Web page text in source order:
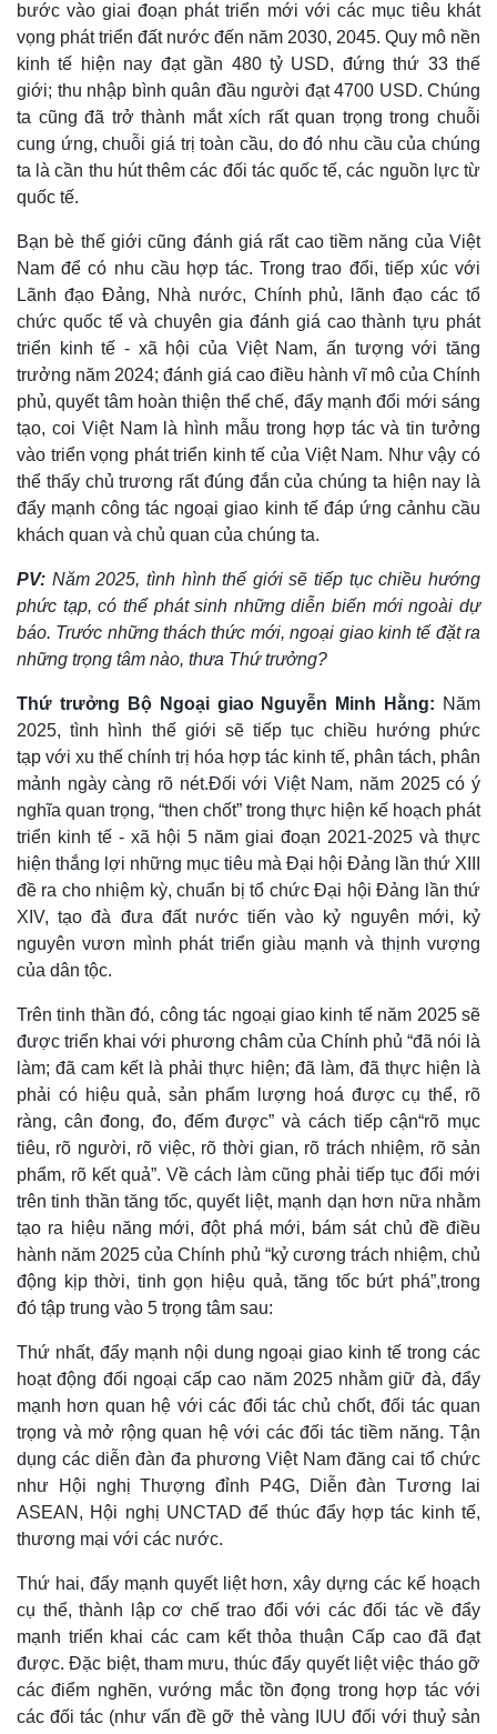
Doanh nghiệp
Thông tin doanh nghiệp
Doanh nghiệp 24h
Doanh nhân
Vì cộng đồng
Công nghệ
Sành điệu
Tin Công nghệ
Trải nghiệm
Chuyển đổi số
Sức khỏe
Dinh dưỡng - món ngon
Sản phụ khoa
Nhi khoa
Nam khoa
Làm đẹp - giảm cân
Phòng mạch online
Ăn sạch sống khỏe
Đời sống
Tình yêu - Gia đình
bước vào giai đoạn phát triển mới với các mục tiêu khát
vọng phát triển đất nước đến năm 2030, 2045. Quy mô nền
kinh tế hiện nay đạt gần 480 tỷ USD, đứng thứ 33 thế
giới; thu nhập bình quân đầu người đạt 4700 USD. Chúng
ta cũng đã trở thành mắt xích rất quan trọng trong chuỗi
cung ứng, chuỗi giá trị toàn cầu, do đó nhu cầu của chúng
ta là cần thu hút thêm các đối tác quốc tế, các nguồn lực từ
quốc tế.
Bạn bè thế giới cũng đánh giá rất cao tiềm năng của Việt
Nam để có nhu cầu hợp tác. Trong trao đổi, tiếp xúc với
Lãnh đạo Đảng, Nhà nước, Chính phủ, lãnh đạo các tổ
chức quốc tế và chuyên gia đánh giá cao thành tựu phát
triển kinh tế - xã hội của Việt Nam, ấn tượng với tăng
trưởng năm 2024; đánh giá cao điều hành vĩ mô của Chính
phủ, quyết tâm hoàn thiện thể chế, đẩy mạnh đổi mới sáng
tạo, coi Việt Nam là hình mẫu trong hợp tác và tin tưởng
vào triển vọng phát triển kinh tế của Việt Nam. Như vậy có
thể thấy chủ trương rất đúng đắn của chúng ta hiện nay là
đẩy mạnh công tác ngoại giao kinh tế đáp ứng cảnhu cầu
khách quan và chủ quan của chúng ta.
PV: Năm 2025, tình hình thế giới sẽ tiếp tục chiều hướng
phức tạp, có thể phát sinh những diễn biến mới ngoài dự
báo. Trước những thách thức mới, ngoại giao kinh tế đặt ra
những trọng tâm nào, thưa Thứ trưởng?
Thứ trưởng Bộ Ngoại giao Nguyễn Minh Hằng: Năm
2025, tình hình thế giới sẽ tiếp tục chiều hướng phức
tạp với xu thế chính trị hóa hợp tác kinh tế, phân tách, phân
mảnh ngày càng rõ nét.Đối với Việt Nam, năm 2025 có ý
nghĩa quan trọng, “then chốt” trong thực hiện kế hoạch phát
triển kinh tế - xã hội 5 năm giai đoạn 2021-2025 và thực
hiện thắng lợi những mục tiêu mà Đại hội Đảng lần thứ XIII
đề ra cho nhiệm kỳ, chuẩn bị tổ chức Đại hội Đảng lần thứ
XIV, tạo đà đưa đất nước tiến vào kỷ nguyên mới, kỷ
nguyên vươn mình phát triển giàu mạnh và thịnh vượng
của dân tộc.
Trên tinh thần đó, công tác ngoại giao kinh tế năm 2025 sẽ
được triển khai với phương châm của Chính phủ “đã nói là
làm; đã cam kết là phải thực hiện; đã làm, đã thực hiện là
phải có hiệu quả, sản phẩm lượng hoá được cụ thể, rõ
ràng, cân đong, đo, đếm được” và cách tiếp cận“rõ mục
tiêu, rõ người, rõ việc, rõ thời gian, rõ trách nhiệm, rõ sản
phẩm, rõ kết quả”. Về cách làm cũng phải tiếp tục đổi mới
trên tinh thần tăng tốc, quyết liệt, mạnh dạn hơn nữa nhằm
tạo ra hiệu năng mới, đột phá mới, bám sát chủ đề điều
hành năm 2025 của Chính phủ “kỷ cương trách nhiệm, chủ
động kịp thời, tinh gọn hiệu quả, tăng tốc bứt phá”,trong
đó tập trung vào 5 trọng tâm sau:
Thứ nhất, đẩy mạnh nội dung ngoại giao kinh tế trong các
hoạt động đối ngoại cấp cao năm 2025 nhằm giữ đà, đẩy
mạnh hơn quan hệ với các đối tác chủ chốt, đối tác quan
trọng và mở rộng quan hệ với các đối tác tiềm năng. Tận
dụng các diễn đàn đa phương Việt Nam đăng cai tổ chức
như Hội nghị Thượng đỉnh P4G, Diễn đàn Tương lai
ASEAN, Hội nghị UNCTAD để thúc đẩy hợp tác kinh tế,
thương mại với các nước.
Thứ hai, đẩy mạnh quyết liệt hơn, xây dựng các kế hoạch
cụ thể, thành lập cơ chế trao đổi với các đối tác về đẩy
mạnh triển khai các cam kết thỏa thuận Cấp cao đã đạt
được. Đặc biệt, tham mưu, thúc đẩy quyết liệt việc tháo gỡ
các điểm nghẽn, vướng mắc tồn đọng trong hợp tác với
các đối tác (như vấn đề gỡ thẻ vàng IUU đối với thuỷ sản